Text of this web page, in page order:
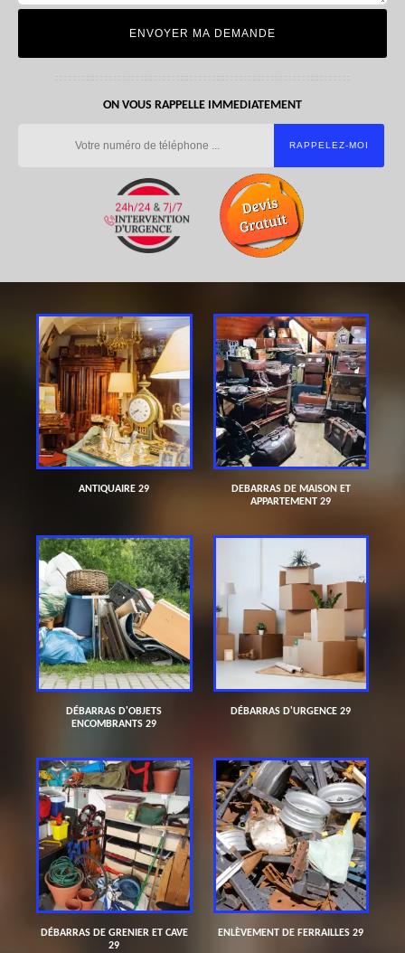
ON VOUS RAPPELLE IMMEDIATEMENT
ANTIQUAIRE 29
DEBARRAS DE MAISON ET
APPARTEMENT 29
DÉBARRAS D'OBJETS
ENCOMBRANTS 29
DÉBARRAS D'URGENCE 29
DÉBARRAS DE GRENIER ET CAVE
29
ENLÈVEMENT DE FERRAILLES 29